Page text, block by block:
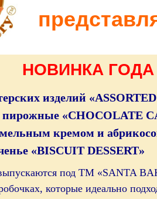
НОВИНКА ГОДА
изделий
«CHOCOLATE
кремом и
«BISCUIT DESSERT»
под ТМ «SANTA
которые идеально